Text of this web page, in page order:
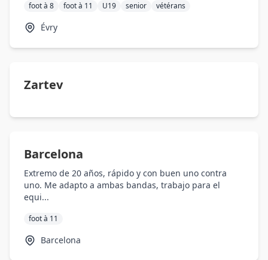
foot à 8 foot à 11 U19 senior vétérans
Évry
Zartev
Barcelona
Extremo de 20 años, rápido y con buen uno contra
uno. Me adapto a ambas bandas, trabajo para el
equi...
foot à 11
Barcelona